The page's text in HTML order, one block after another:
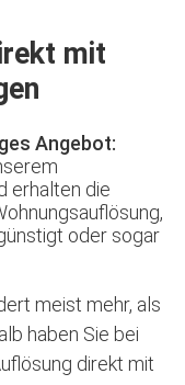
mit
Angebot:
erhalten die
oder sogar
meist mehr, als
haben Sie bei
direkt mit